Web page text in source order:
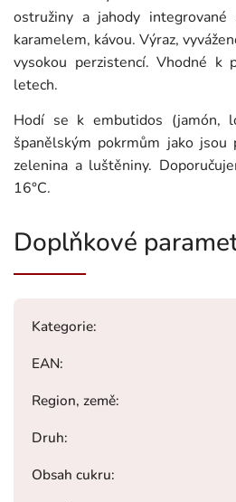
ostružiny a jahody
karamelem, kávou. Výraz,
vysokou perzistencí. Vhodné
letech.
Hodí se k embutidos (jamón,
španělským pokrmům jako jsou
zelenina a luštěniny.
16°C.
Doplňkové
Kategorie:
EAN:
Region, země:
Druh:
Obsah cukru: